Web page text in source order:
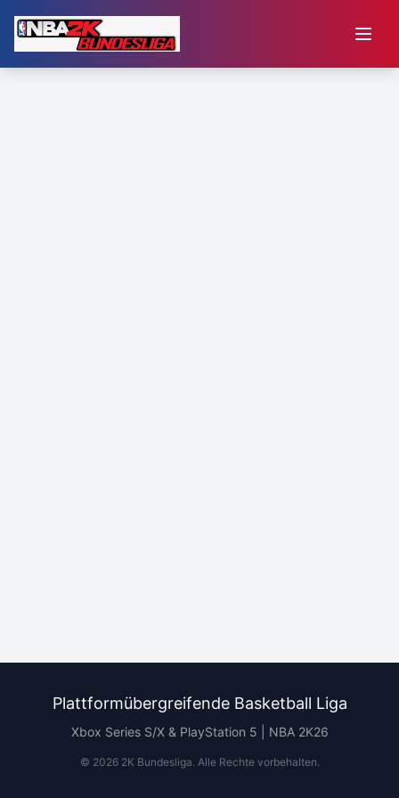
Plattformübergreifende Basketball Liga
Xbox Series S/X & PlayStation 5 | NBA 2K26
© 20262K Bundesliga. Alle Rechte vorbehalten.